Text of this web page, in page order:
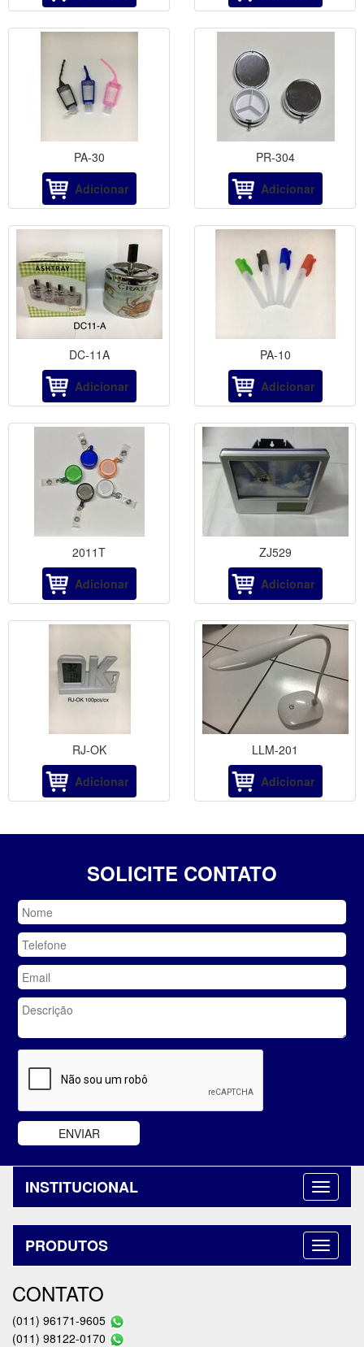
PA-30
Adicionar
PR-304
Adicionar
DC-11A
Adicionar
PA-10
Adicionar
2011T
Adicionar
ZJ529
Adicionar
RJ-OK
Adicionar
LLM-201
Adicionar
SOLICITE CONTATO
INSTITUCIONAL
PRODUTOS
CONTATO
(011) 96171-9605
(011) 98122-0170